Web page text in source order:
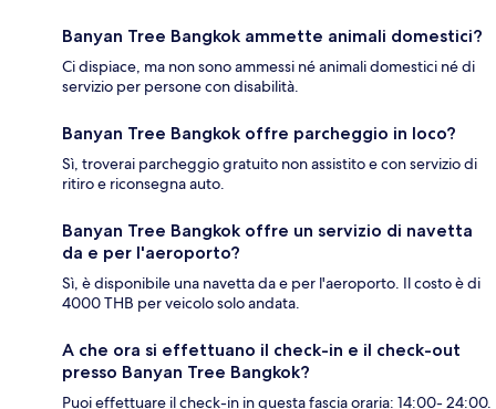
Banyan Tree Bangkok ammette animali domestici?
Ci dispiace, ma non sono ammessi né animali domestici né di
servizio per persone con disabilità.
Banyan Tree Bangkok offre parcheggio in loco?
Sì, troverai parcheggio gratuito non assistito e con servizio di
ritiro e riconsegna auto.
Banyan Tree Bangkok offre un servizio di navetta
da e per l'aeroporto?
Sì, è disponibile una navetta da e per l'aeroporto. Il costo è di
4000 THB per veicolo solo andata.
A che ora si effettuano il check-in e il check-out
presso Banyan Tree Bangkok?
Puoi effettuare il check-in in questa fascia oraria: 14:00- 24:00.